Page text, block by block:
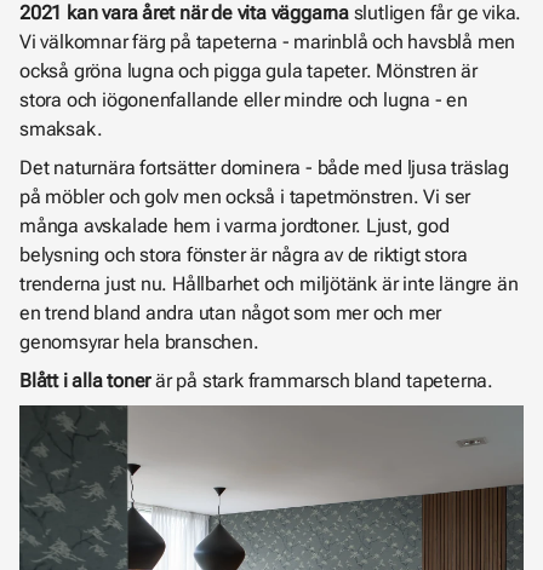
2021 kan vara året när de vita väggarnaslutligen får ge vika.
Vi välkomnar färg på tapeterna - marinblå och havsblå men
också gröna lugna och pigga gula tapeter. Mönstren är
stora och iögonenfallande eller mindre och lugna - en
smaksak.
Det naturnära fortsätter dominera - både med ljusa träslag
på möbler och golv men också i tapetmönstren. Vi ser
många avskalade hem i varma jordtoner. Ljust, god
belysning och stora fönster är några av de riktigt stora
trenderna just nu. Hållbarhet och miljötänk är inte längre än
en trend bland andra utan något som mer och mer
genomsyrar hela branschen.
Blått i alla tonerär på stark frammarsch bland tapeterna.